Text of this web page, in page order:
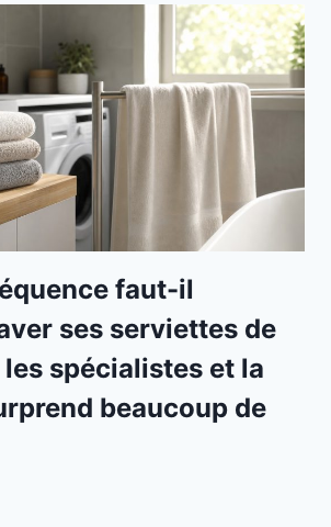
faut-il
ses serviettes de
spécialistes et la
beaucoup de